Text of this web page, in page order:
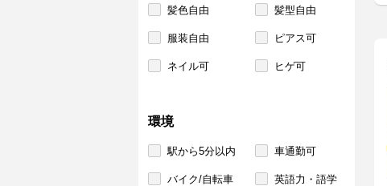
髪色自由 髪型自由
服装自由 ピアス可
ネイル可 ヒゲ可
環境
駅から5分以内 車通勤可
バイク/自転車 英語力・語学